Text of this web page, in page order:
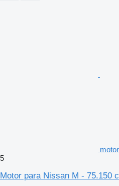
5
Motor para Nissan M - 75.150